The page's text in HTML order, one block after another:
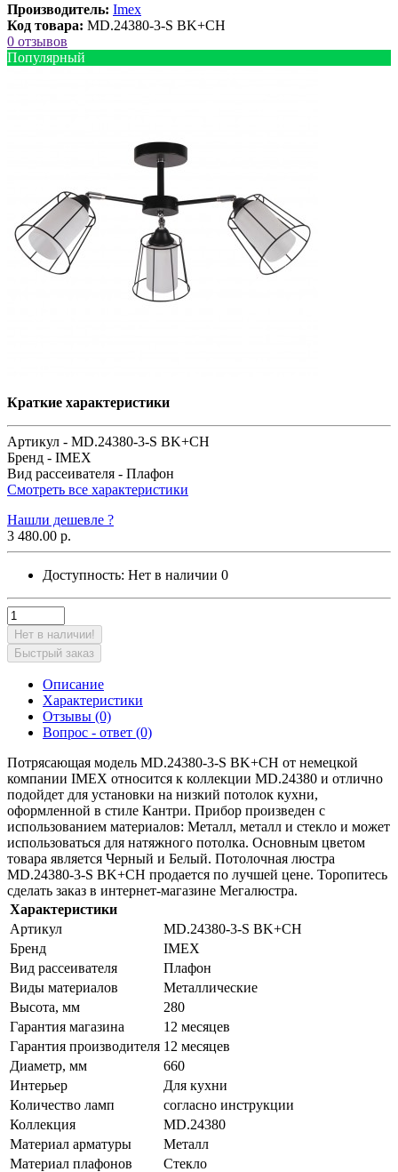
Производитель: Imex
Код товара: MD.24380-3-S BK+CH
0 отзывов
Популярный
Краткие характеристики
Артикул - MD.24380-3-S BK+CH
Бренд - IMEX
Вид рассеивателя - Плафон
Смотреть все характеристики
Нашли дешевле ?
3 480.00 р.
Доступность: Нет в наличии 0
Нет в наличии!
Быстрый заказ
Описание
Характеристики
Отзывы (0)
Вопрос - ответ (0)
Потрясающая модель MD.24380-3-S BK+CH от немецкой
компании IMEX относится к коллекции MD.24380 и отлично
подойдет для установки на низкий потолок кухни,
оформленной в стиле Кантри. Прибор произведен с
использованием материалов: Металл, металл и стекло и может
использоваться для натяжного потолка. Основным цветом
товара является Черный и Белый. Потолочная люстра
MD.24380-3-S BK+CH продается по лучшей цене. Торопитесь
сделать заказ в интернет-магазине Мегалюстра.
Характеристики
Артикул
MD.24380-3-S BK+CH
Бренд
IMEX
Вид рассеивателя
Плафон
Виды материалов
Металлические
Высота, мм
280
Гарантия магазина
12 месяцев
Гарантия производителя 12 месяцев
Диаметр, мм
660
Интерьер
Для кухни
Количество ламп
согласно инструкции
Коллекция
MD.24380
Материал арматуры
Металл
Материал плафонов
Стекло